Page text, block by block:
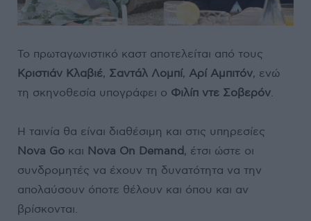
Το πρωταγωνιστικό καστ αποτελείται από τους
Κριστιάν Κλαβιέ, Σαντάλ Λομπί, Αρί Αμπιτόν, ενώ
τη σκηνοθεσία υπογράφει ο Φιλίπ ντε Σοβερόν.
Η ταινία θα είναι διαθέσιμη και στις υπηρεσίες
Nova Go και Nova On Demand, έτσι ώστε οι
συνδρομητές να έχουν τη δυνατότητα να την
απολαύσουν όποτε θέλουν και όπου και αν
βρίσκονται.